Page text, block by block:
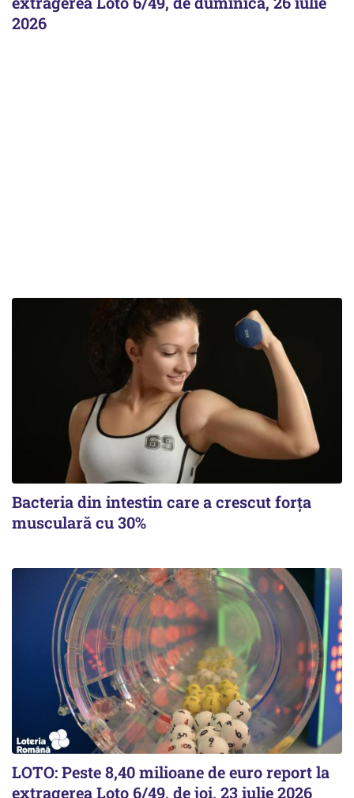
2026
Bacteria din intestin care a crescut forța
musculară cu 30%
LOTO: Peste 8,40 milioane de euro report la
extragerea Loto 6/49, de joi, 23 iulie 2026